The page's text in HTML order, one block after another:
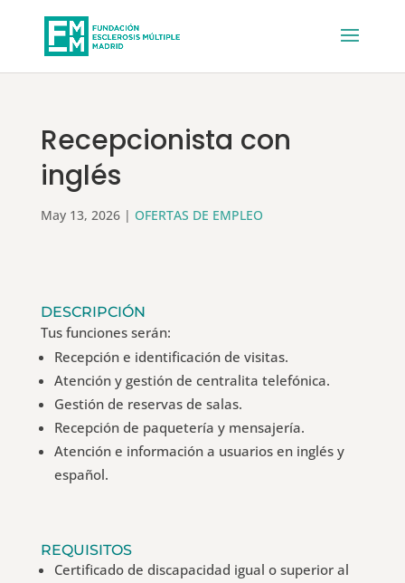
Recepcionista con
inglés
May 13, 2026| OFERTAS DE EMPLEO
DESCRIPCIÓN
Tus funciones serán:
Recepción e identificación de visitas.
Atención y gestión de centralita telefónica.
Gestión de reservas de salas.
Recepción de paquetería y mensajería.
Atención e información a usuarios en inglés y
español.
REQUISITOS
Certificado de discapacidad igual o superior al